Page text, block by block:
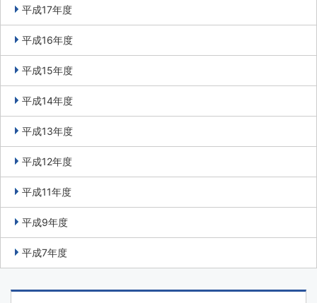
平成17年度
平成16年度
平成15年度
平成14年度
平成13年度
平成12年度
平成11年度
平成9年度
平成7年度